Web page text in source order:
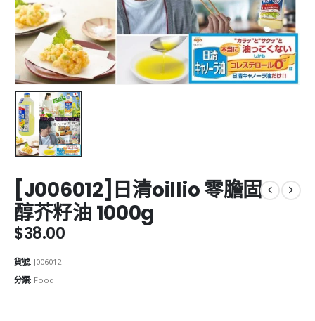
[J006012]日清oillio 零膽固
醇芥籽油 1000g
$38.00
貨號: J006012
分類: Food